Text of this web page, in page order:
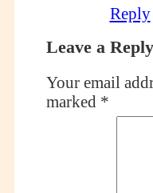
Reply
Leave a Reply
Your email
marked *